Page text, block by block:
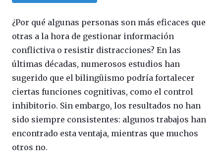
¿Por qué algunas personas son más eficaces que
otras a la hora de gestionar información
conflictiva o resistir distracciones? En las
últimas décadas, numerosos estudios han
sugerido que el bilingüismo podría fortalecer
ciertas funciones cognitivas, como el control
inhibitorio. Sin embargo, los resultados no han
sido siempre consistentes: algunos trabajos han
encontrado esta ventaja, mientras que muchos
otros no.